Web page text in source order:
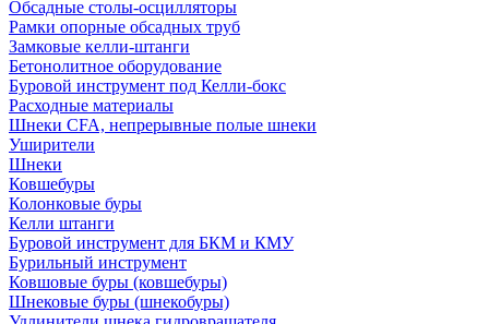
Обсадные столы-осцилляторы
Рамки опорные обсадных труб
Замковые келли-штанги
Бетонолитное оборудование
Буровой инструмент под Келли-бокс
Расходные материалы
Шнеки CFA, непрерывные полые шнеки
Уширители
Шнеки
Ковшебуры
Колонковые буры
Келли штанги
Буровой инструмент для БКМ и КМУ
Бурильный инструмент
Ковшовые буры (ковшебуры)
Шнековые буры (шнекобуры)